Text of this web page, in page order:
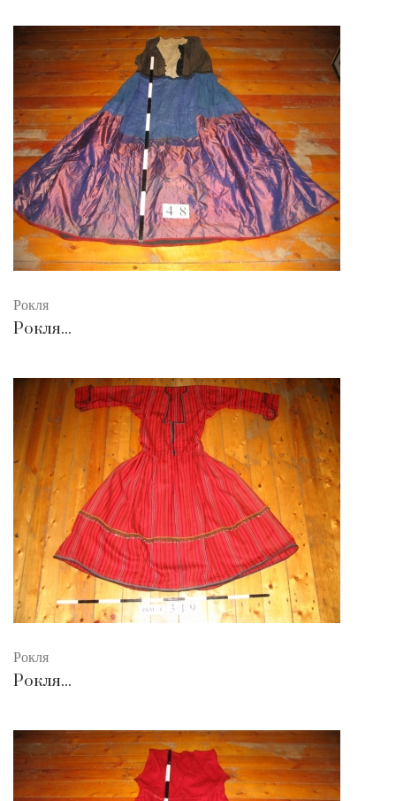
Рокля
Рокля...
Рокля
Рокля...